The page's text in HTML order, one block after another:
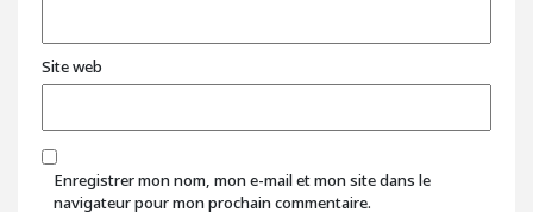
Site web
Enregistrer mon nom, mon e-mail et mon site dans le
navigateur pour mon prochain commentaire.